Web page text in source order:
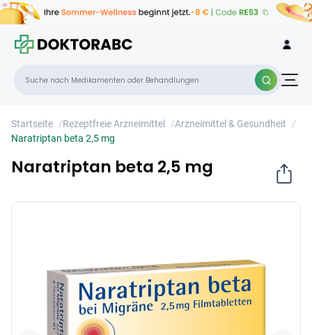
Startseite /Rezeptfreie Arzneimittel /Arzneimittel & Gesundheit
/
Naratriptan beta 2,5 mg
Naratriptan beta 2,5 mg
×